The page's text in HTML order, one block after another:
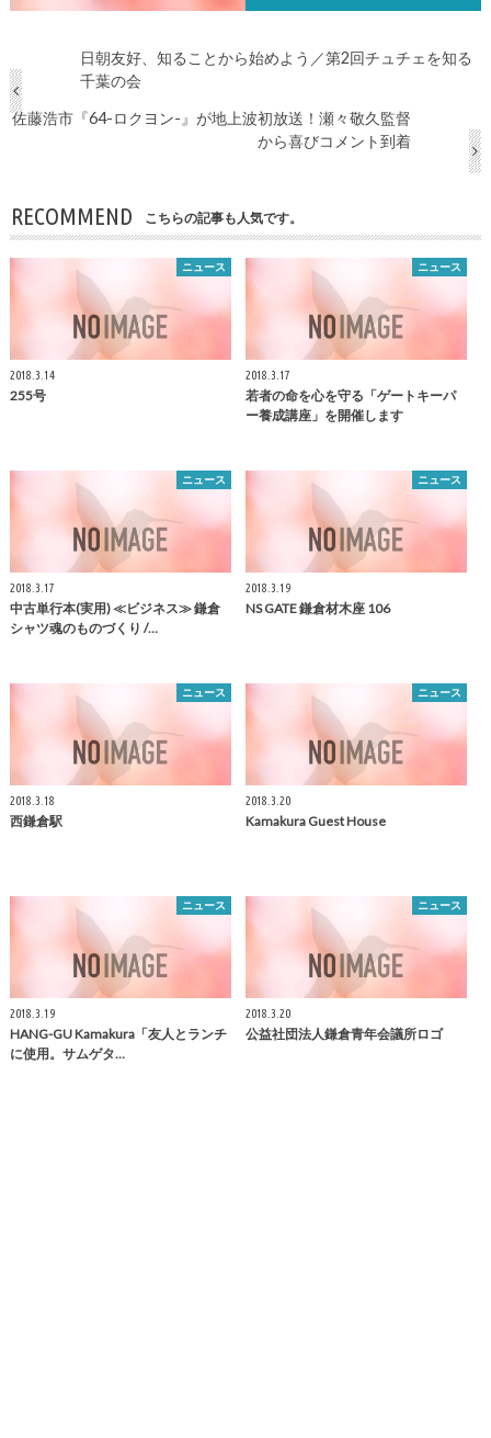
日朝友好、知ることから始めよう／第2回チュチェを知る
千葉の会
佐藤浩市『64-ロクヨン-』が地上波初放送！瀬々敬久監督
から喜びコメント到着
RECOMMEND こちらの記事も人気です。
ニュース
2018.3.14
255号
ニュース
2018.3.17
若者の命を心を守る「ゲートキーパ
ー養成講座」を開催します
ニュース
2018.3.17
中古単行本(実用) ≪ビジネス≫鎌倉
シャツ魂のものづくり /…
ニュース
2018.3.19
NS GATE鎌倉材木座 106
ニュース
2018.3.18
西鎌倉駅
ニュース
2018.3.20
KamakuraGuest House
ニュース
2018.3.19
HANG-GUKamakura「友人とランチ
に使用。サムゲタ…
ニュース
2018.3.20
公益社団法人鎌倉青年会議所ロゴ